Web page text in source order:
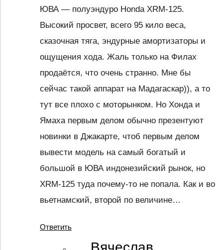
ЮВА — полуэндуро Honda XRM-125.
Высокий просвет, всего 95 кило веса,
сказочная тяга, эндурные амортизаторы и
ощущения хода. Жаль только на Филах
продаётся, что очень странно. Мне бы
сейчас такой аппарат на Мадагаскар)), а то
тут все плохо с моторынком. Но Хонда и
Ямаха первым делом обычно презентуют
новинки в Джакарте, чтоб первым делом
вывести модель на самый богатый и
большой в ЮВА индонезийский рынок, но
XRM-125 туда почему-то не попала. Как и во
вьетнамский, второй по величине…
Ответить